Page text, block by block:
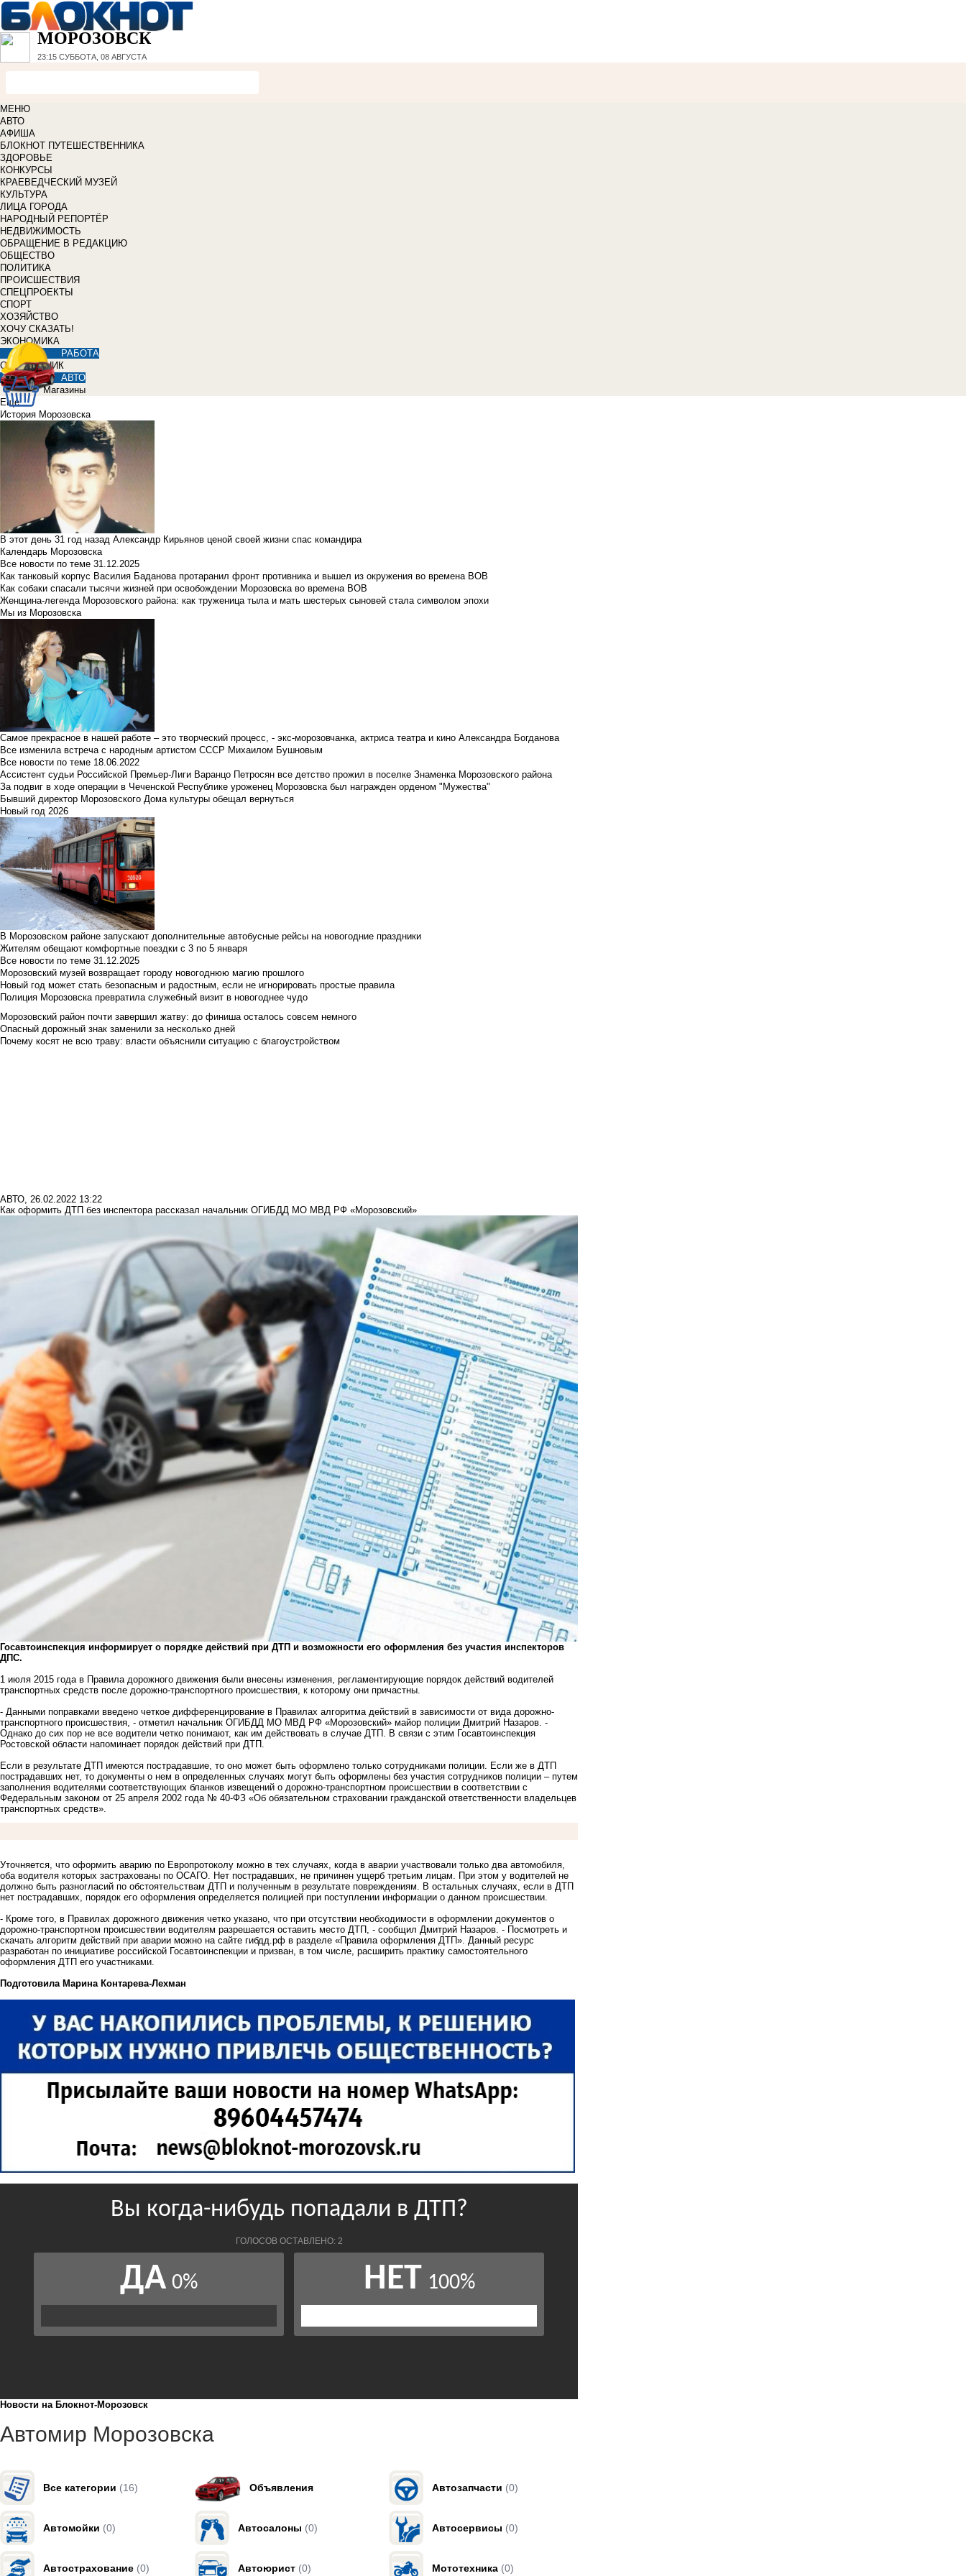
МОРОЗОВСК
23:15 СУББОТА, 08 АВГУСТА
МЕНЮ
АВТО
АФИША
БЛОКНОТ ПУТЕШЕСТВЕННИКА
ЗДОРОВЬЕ
КОНКУРСЫ
КРАЕВЕДЧЕСКИЙ МУЗЕЙ
КУЛЬТУРА
ЛИЦА ГОРОДА
НАРОДНЫЙ РЕПОРТЁР
НЕДВИЖИМОСТЬ
ОБРАЩЕНИЕ В РЕДАКЦИЮ
ОБЩЕСТВО
ПОЛИТИКА
ПРОИСШЕСТВИЯ
СПЕЦПРОЕКТЫ
СПОРТ
ХОЗЯЙСТВО
ХОЧУ СКАЗАТЬ!
ЭКОНОМИКА
РАБОТА
СПРАВОЧНИК
АВТО
Магазины
Еще
История Морозовска
В этот день 31 год назад Александр Кирьянов ценой своей жизни спас командира
Календарь Морозовска
Все новости по теме 31.12.2025
Как танковый корпус Василия Баданова протаранил фронт противника и вышел из окружения во времена ВОВ
Как собаки спасали тысячи жизней при освобождении Морозовска во времена ВОВ
Женщина-легенда Морозовского района: как труженица тыла и мать шестерых сыновей стала символом эпохи
Мы из Морозовска
Самое прекрасное в нашей работе – это творческий процесс, - экс-морозовчанка, актриса театра и кино Александра Богданова
Все изменила встреча с народным артистом СССР Михаилом Бушновым
Все новости по теме 18.06.2022
Ассистент судьи Российской Премьер-Лиги Варанцо Петросян все детство прожил в поселке Знаменка Морозовского района
За подвиг в ходе операции в Чеченской Республике уроженец Морозовска был награжден орденом "Мужества"
Бывший директор Морозовского Дома культуры обещал вернуться
Новый год 2026
В Морозовском районе запускают дополнительные автобусные рейсы на новогодние праздники
Жителям обещают комфортные поездки с 3 по 5 января
Все новости по теме 31.12.2025
Морозовский музей возвращает городу новогоднюю магию прошлого
Новый год может стать безопасным и радостным, если не игнорировать простые правила
Полиция Морозовска превратила служебный визит в новогоднее чудо
Морозовский район почти завершил жатву: до финиша осталось совсем немного
Опасный дорожный знак заменили за несколько дней
Почему косят не всю траву: власти объяснили ситуацию с благоустройством
АВТО, 26.02.2022 13:22
Как оформить ДТП без инспектора рассказал начальник ОГИБДД МО МВД РФ «Морозовский»
Госавтоинспекция информирует о порядке действий при ДТП и возможности его оформления без участия инспекторов
ДПС.
1 июля 2015 года в Правила дорожного движения были внесены изменения, регламентирующие порядок действий водителей
транспортных средств после дорожно-транспортного происшествия, к которому они причастны.
- Данными поправками введено четкое дифференцирование в Правилах алгоритма действий в зависимости от вида дорожно-
транспортного происшествия, - отметил начальник ОГИБДД МО МВД РФ «Морозовский» майор полиции Дмитрий Назаров. -
Однако до сих пор не все водители четко понимают, как им действовать в случае ДТП. В связи с этим Госавтоинспекция
Ростовской области напоминает порядок действий при ДТП.
Если в результате ДТП имеются пострадавшие, то оно может быть оформлено только сотрудниками полиции. Если же в ДТП
пострадавших нет, то документы о нем в определенных случаях могут быть оформлены без участия сотрудников полиции – путем
заполнения водителями соответствующих бланков извещений о дорожно-транспортном происшествии в соответствии с
Федеральным законом от 25 апреля 2002 года № 40-ФЗ «Об обязательном страховании гражданской ответственности владельцев
транспортных средств».
Уточняется, что оформить аварию по Европротоколу можно в тех случаях, когда в аварии участвовали только два автомобиля,
оба водителя которых застрахованы по ОСАГО. Нет пострадавших, не причинен ущерб третьим лицам. При этом у водителей не
должно быть разногласий по обстоятельствам ДТП и полученным в результате повреждениям. В остальных случаях, если в ДТП
нет пострадавших, порядок его оформления определяется полицией при поступлении информации о данном происшествии.
- Кроме того, в Правилах дорожного движения четко указано, что при отсутствии необходимости в оформлении документов о
дорожно-транспортном происшествии водителям разрешается оставить место ДТП, - сообщил Дмитрий Назаров. - Посмотреть и
скачать алгоритм действий при аварии можно на сайте гибдд.рф в разделе «Правила оформления ДТП». Данный ресурс
разработан по инициативе российской Госавтоинспекции и призван, в том числе, расширить практику самостоятельного
оформления ДТП его участниками.
Подготовила Марина Контарева-Лехман
Новости на Блoкнoт-Морозовск
Автомир Морозовска
Все категории (16) Объявления Автозапчасти (0)
Автомойки (0) Автосалоны (0) Автосервисы (0)
Автострахование (0) Автоюрист (0) Мототехника (0)